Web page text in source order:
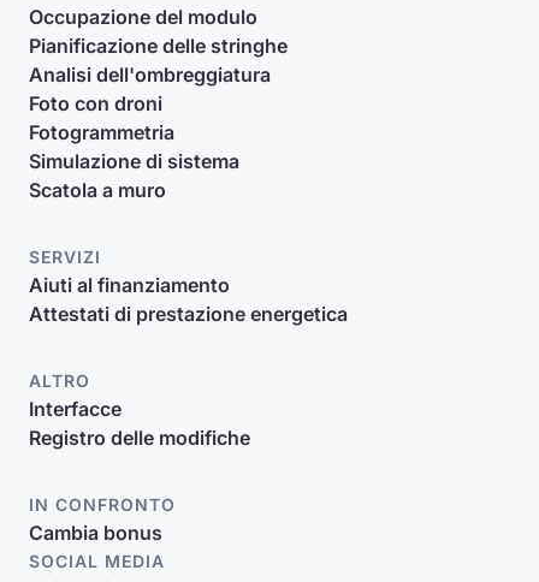
Occupazione del modulo
Pianificazione delle stringhe
Analisi dell'ombreggiatura
Foto con droni
Fotogrammetria
Simulazione di sistema
Scatola a muro
SERVIZI
Aiuti al finanziamento
Attestati di prestazione energetica
ALTRO
Interfacce
Registro delle modifiche
IN CONFRONTO
Cambia bonus
SOCIAL MEDIA